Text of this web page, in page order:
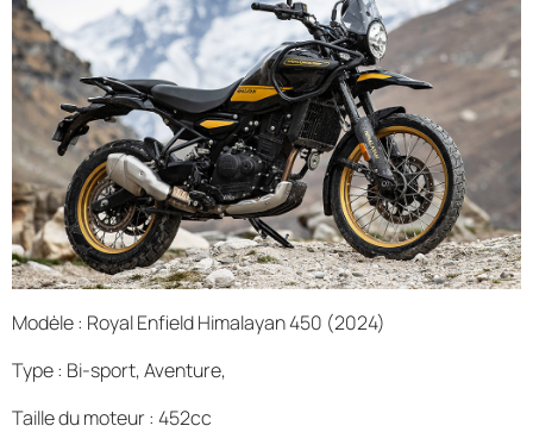
Modèle : Royal Enfield Himalayan 450 (2024)
Type : Bi-sport, Aventure,
Taille du moteur : 452cc